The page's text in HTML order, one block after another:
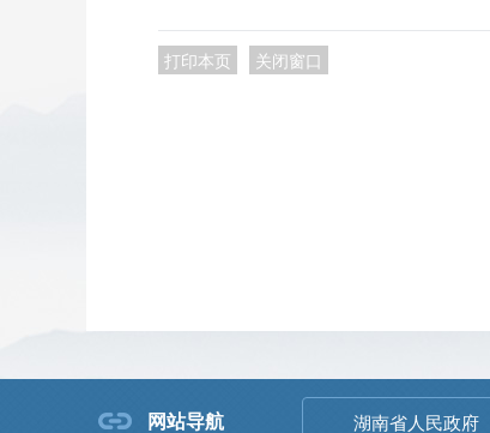
打印本页 关闭窗口
网站导航 湖南省人民政府